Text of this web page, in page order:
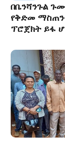
በቤንሻንጉል
የቅድመ
ፕሮጀክት ይፋ